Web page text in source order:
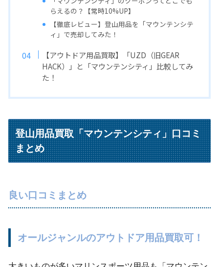
らえるの？【常時10%UP】
【徹底レビュー】登山用品を「マウンテンシテ
ィ」で売却してみた！
【アウトドア用品買取】「UZD（旧GEAR
HACK）」と「マウンテンシティ」比較してみ
た！
登山用品買取「マウンテンシティ」口コミ
まとめ
良い口コミまとめ
オールジャンルのアウトドア用品買取可！